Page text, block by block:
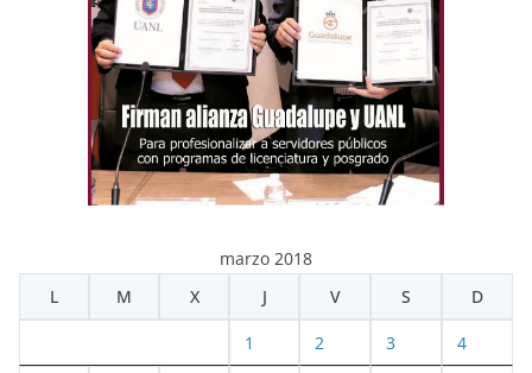
marzo 2018
L
M X J V S D
1 2 3 4